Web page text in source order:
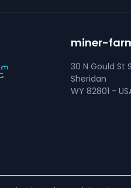
miner-
30 N Gould St
Sheridan
WY 82801 -